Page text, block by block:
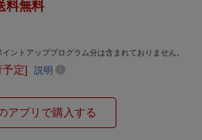
料無料
ントアッププログラム分は含まれておりません。
予定] 説明
アプリで購入する